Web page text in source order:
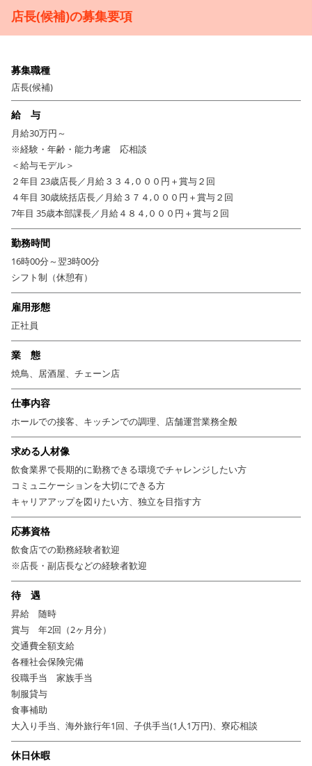
店舗拡大中の成長企業でキャリアを築く！年収1000万や海外
勤務、独立の夢も実現可能！
も続々と生まれています。実際に年収1000万円を超える社員も3名輩出！
のれん分け制度や、経営セミナーで学びながらFCオーナーを目指す道も全
力で応援します！さらに海外志向の方も歓迎しており、現在2名がオースト
れる環境です。
【本格炭火やきとり専門店】職人技が光る、こだわりの一本
をお客様へ届けませんか？
お客様にお届けするのは、単なる「やきとり」ではありません。
生後50日以内の新鮮な国産若鶏を、職人が毎朝一本一本、心を込めて串打
熟練の技で炭火を操り、外はカリッと香ばしく、中は驚くほどふっくらジ
ューシーに焼き上げます。
こだわりの詰まった一本で、お客様を笑顔にするお仕事を始めませんか？
店長(候補)の募集要項
募集職種
店長(候補)
給 与
月給30万円～
※経験・年齢・能力考慮 応相談
＜給与モデル＞
２年目 23歳店長／月給３３４,０００円＋賞与２回
４年目 30歳統括店長／月給３７４,０００円＋賞与２回
7年目 35歳本部課長／月給４８４,０００円＋賞与２回
勤務時間
16時00分～翌3時00分
シフト制（休憩有）
雇用形態
正社員
業 態
焼鳥、居酒屋、チェーン店
仕事内容
ホールでの接客、キッチンでの調理、店舗運営業務全般
求める人材像
飲食業界で長期的に勤務できる環境でチャレンジしたい方
コミュニケーションを大切にできる方
キャリアアップを図りたい方、独立を目指す方
応募資格
飲食店での勤務経験者歓迎
※店長・副店長などの経験者歓迎
待 遇
昇給 随時
賞与 年2回（2ヶ月分）
交通費全額支給
各種社会保険完備
役職手当 家族手当
制服貸与
食事補助
大入り手当、海外旅行年1回、子供手当(1人1万円)、寮応相談
休日休暇